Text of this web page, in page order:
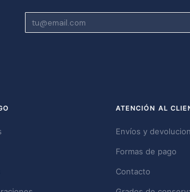
ATENCIÓN AL
Envíos y
Formas de pago
Contacto